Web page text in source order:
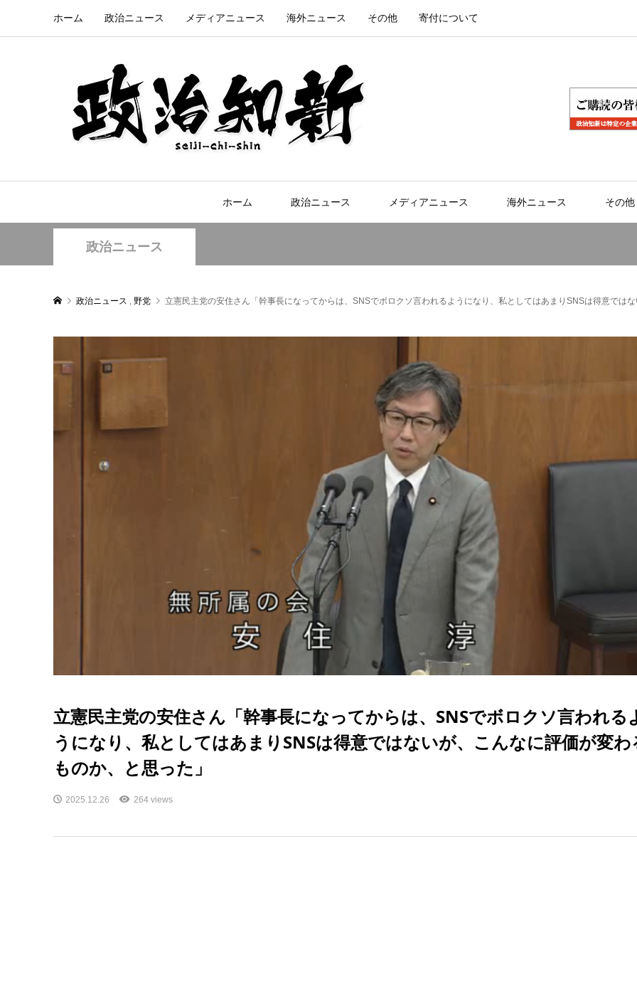
ホーム 政治ニュース メディアニュース 海外ニュース その他 寄付について
ホーム 政治ニュース メディアニュース 海外ニュース その他
政治ニュース
政治ニュース , 野党 立憲民主党の安住さん「幹事長になってからは、SNSでボロクソ言われるようになり、私としてはあまりSNSは得意では
立憲民主党の安住さん「幹事長になってからは、SNSでボロクソ言われる
うになり、私としてはあまりSNSは得意ではないが、こんなに評価が変わ
ものか、と思った」
2025.12.26 264 views